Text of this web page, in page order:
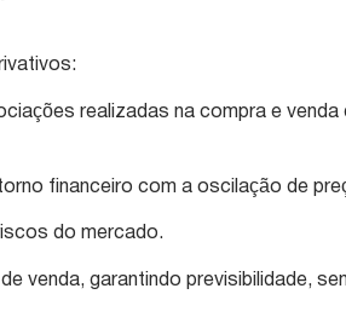
realizadas na compra e venda
financeiro com a oscilação de
do mercado.
venda, garantindo previsibilidade,